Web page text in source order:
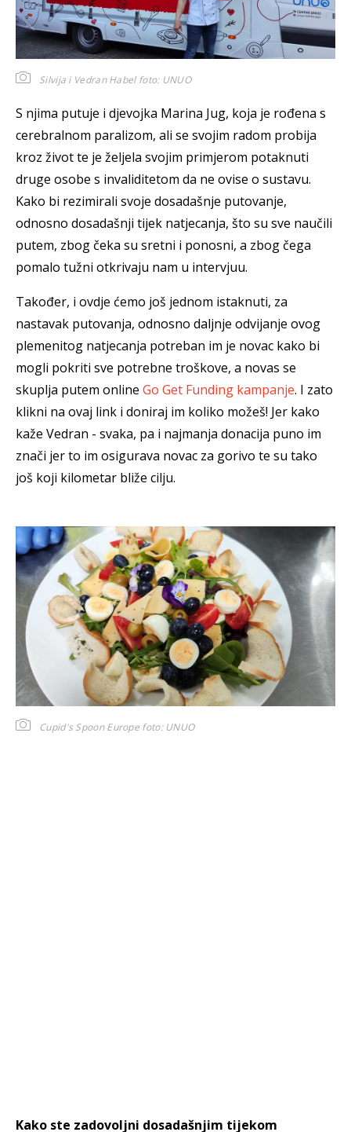
Silvija i Vedran Habel foto: UNUO
S njima putuje i djevojka Marina Jug, koja je rođena s
cerebralnom paralizom, ali se svojim radom probija
kroz život te je željela svojim primjerom potaknuti
druge osobe s invaliditetom da ne ovise o sustavu.
Kako bi rezimirali svoje dosadašnje putovanje,
odnosno dosadašnji tijek natjecanja, što su sve naučili
putem, zbog čeka su sretni i ponosni, a zbog čega
pomalo tužni otkrivaju nam u intervjuu.
Također, i ovdje ćemo još jednom istaknuti, za
nastavak putovanja, odnosno daljnje odvijanje ovog
plemenitog natjecanja potreban im je novac kako bi
mogli pokriti sve potrebne troškove, a novas se
skuplja putem online Go Get Funding kampanje. I zato
klikni na ovaj link i doniraj im koliko možeš! Jer kako
kaže Vedran - svaka, pa i najmanja donacija puno im
znači jer to im osigurava novac za gorivo te su tako
još koji kilometar bliže cilju.
Cupid's Spoon Europe foto: UNUO
Kako ste zadovoljni dosadašnjim tijekom